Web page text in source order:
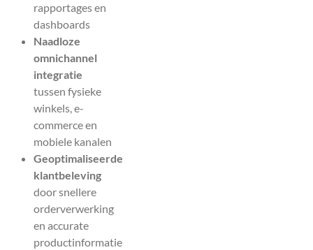
rapportages en
dashboards
Naadloze
omnichannel
integratie
tussen fysieke
winkels, e-
commerce en
mobiele kanalen
Geoptimaliseerde
klantbeleving
door snellere
orderverwerking
en accurate
productinformatie